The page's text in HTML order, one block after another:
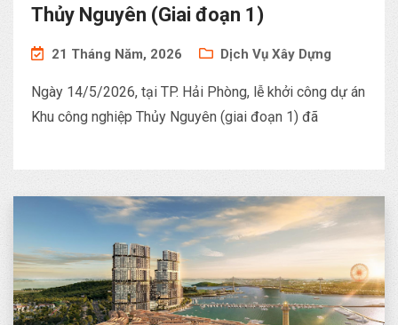
Thủy Nguyên (Giai đoạn 1)
21 Tháng Năm, 2026 Dịch Vụ Xây Dựng
Ngày 14/5/2026, tại TP. Hải Phòng, lễ khởi công dự án
Khu công nghiệp Thủy Nguyên (giai đoạn 1) đã